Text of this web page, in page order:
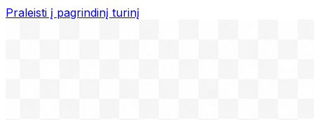
Praleisti į pagrindinį turinį